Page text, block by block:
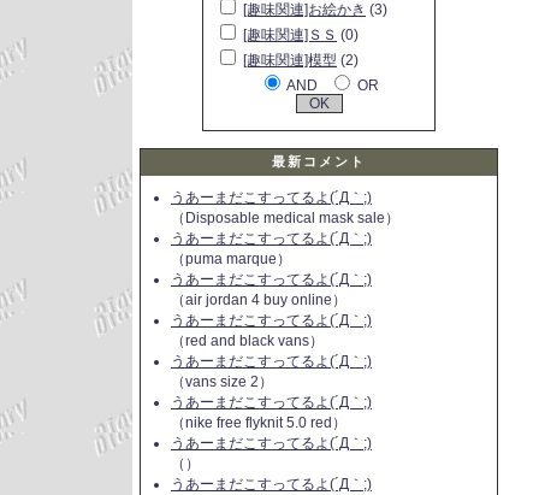
[趣味関連]お絵かき (3)
[趣味関連]ＳＳ (0)
[趣味関連]模型 (2)
AND
OR
最新コメント
うあーまだこすってるよ(´Д｀;)
（Disposable medical mask sale）
うあーまだこすってるよ(´Д｀;)
（puma marque）
うあーまだこすってるよ(´Д｀;)
（air jordan 4 buy online）
うあーまだこすってるよ(´Д｀;)
（red and black vans）
うあーまだこすってるよ(´Д｀;)
（vans size 2）
うあーまだこすってるよ(´Д｀;)
（nike free flyknit 5.0 red）
うあーまだこすってるよ(´Д｀;)
（）
うあーまだこすってるよ(´Д｀;)